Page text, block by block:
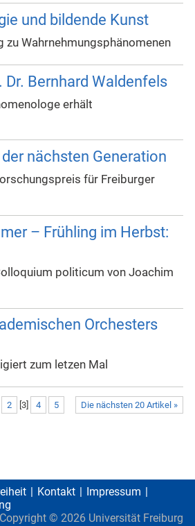
und bildende Kunst
zu Wahrnehmungsphänomenen
Dr. Bernhard Waldenfels
erhält
nächsten Generation
für Freiburger
– Frühling im Herbst:
politicum von Joachim
Orchesters
zum letzen Mal
Die nächsten 20 Artikel »
2 3 4
5
Kontakt
Impressum
Copyright © 2026 Universität Freiburg